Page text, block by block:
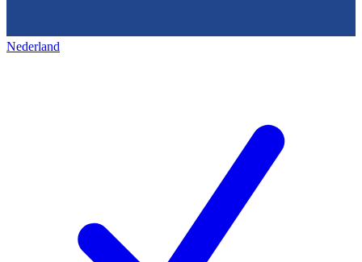
Nederland